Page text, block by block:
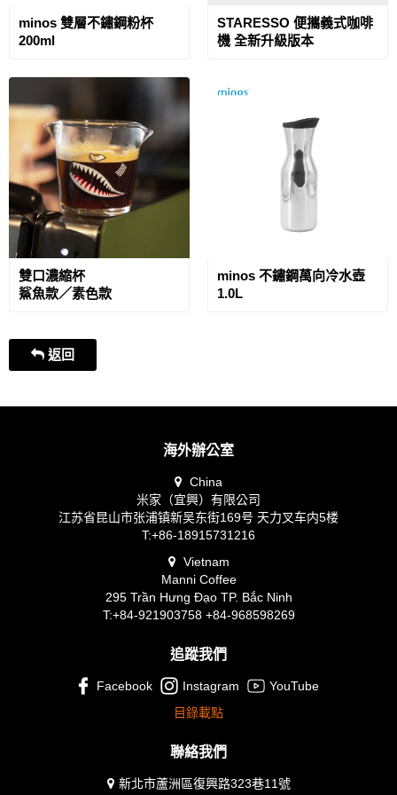
minos 雙層不鏽鋼粉杯
200ml
STARESSO 便攜義式咖啡
機 全新升級版本
雙口濃縮杯
鯊魚款／素色款
minos 不鏽鋼萬向冷水壺
1.0L
返回
海外辦公室
China
米家（宜興）有限公司
江苏省昆山市张浦镇新吴东街169号 天力叉车内5楼
T:+86-18915731216
Vietnam
Manni Coffee
295 Trần Hưng Đạo TP. Bắc Ninh
T:+84-921903758 +84-968598269
追蹤我們
Facebook Instagram
YouTube
目錄載點
聯絡我們
新北市蘆洲區復興路323巷11號